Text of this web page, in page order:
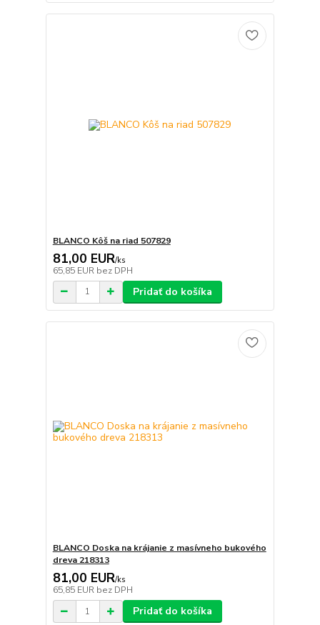
BLANCO Kôš na riad 507829
81,00 EUR/ks
65,85 EUR bez DPH
Pridať do košíka
BLANCO Doska na krájanie z masívneho bukového
dreva 218313
81,00 EUR/ks
65,85 EUR bez DPH
Pridať do košíka